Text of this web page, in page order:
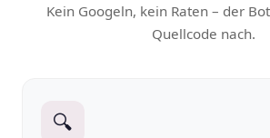
Kein Googeln, kein Raten – der
Quellcode nach.
🔍